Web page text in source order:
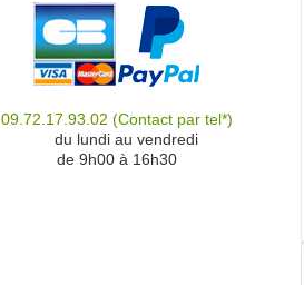
09.72.17.93.02 (Contact par tel*)
du lundi au vendredi
de 9h00 à 16h30